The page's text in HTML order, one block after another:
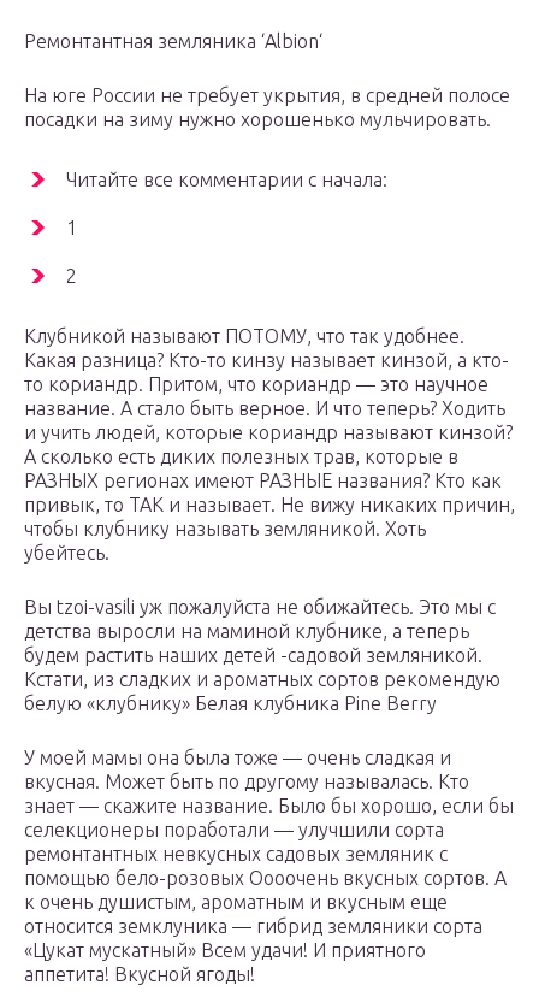
Ремонтантная земляника ‘Albion‘
На юге России не требует укрытия, в средней полосе
посадки на зиму нужно хорошенько мульчировать.
Читайте все комментарии с начала:
1
2
Клубникой называют ПОТОМУ, что так удобнее.
Какая разница? Кто-то кинзу называет кинзой, а кто-
то кориандр. Притом, что кориандр — это научное
название. А стало быть верное. И что теперь? Ходить
и учить людей, которые кориандр называют кинзой?
А сколько есть диких полезных трав, которые в
РАЗНЫХ регионах имеют РАЗНЫЕ названия? Кто как
привык, то ТАК и называет. Не вижу никаких причин,
чтобы клубнику называть земляникой. Хоть
убейтесь.
Вы tzoi-vasili уж пожалуйста не обижайтесь. Это мы с
детства выросли на маминой клубнике, а теперь
будем растить наших детей -садовой земляникой.
Кстати, из сладких и ароматных сортов рекомендую
белую «клубнику» Белая клубника Pine Berry
У моей мамы она была тоже — очень сладкая и
вкусная. Может быть по другому называлась. Кто
знает — скажите название. Было бы хорошо, если бы
селекционеры поработали — улучшили сорта
ремонтантных невкусных садовых земляник с
помощью бело-розовых Оооочень вкусных сортов. А
к очень душистым, ароматным и вкусным еще
относится земклуника — гибрид земляники сорта
«Цукат мускатный» Всем удачи! И приятного
аппетита! Вкусной ягоды!